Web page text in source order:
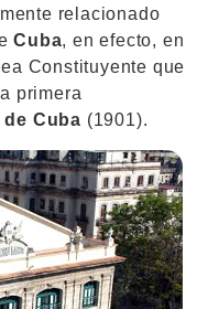
relacionado
Cuba, en efecto, en
Constituyente que
primera
Cuba (1901).